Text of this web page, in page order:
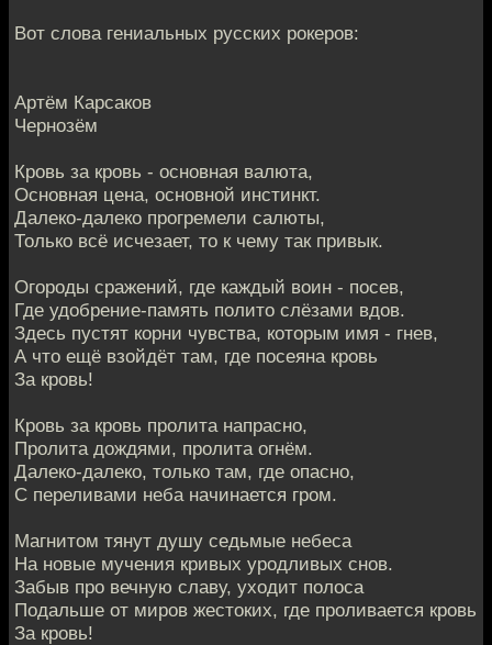
Вот слова гениальных русских рокеров:
Артём Карсаков
Чернозём
Кровь за кровь - основная валюта,
Основная цена, основной инстинкт.
Далеко-далеко прогремели салюты,
Только всё исчезает, то к чему так привык.
Огороды сражений, где каждый воин - посев,
Где удобрение-память полито слёзами вдов.
Здесь пустят корни чувства, которым имя - гнев,
А что ещё взойдёт там, где посеяна кровь
За кровь!
Кровь за кровь пролита напрасно,
Пролита дождями, пролита огнём.
Далеко-далеко, только там, где опасно,
С переливами неба начинается гром.
Магнитом тянут душу седьмые небеса
На новые мучения кривых уродливых снов.
Забыв про вечную славу, уходит полоса
Подальше от миров жестоких, где проливается кровь
За кровь!